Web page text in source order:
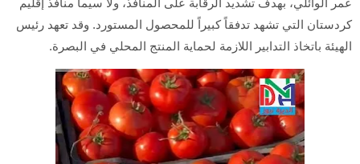
عمر الوائلي، بهدف تشديد الرقابة على المنافذ، ولا سيما منافذ إقليم
كردستان التي تشهد تدفقاً كبيراً للمحصول المستورد. وقد تعهد رئيس
الهيئة باتخاذ التدابير اللازمة لحماية المنتج المحلي في البصرة.